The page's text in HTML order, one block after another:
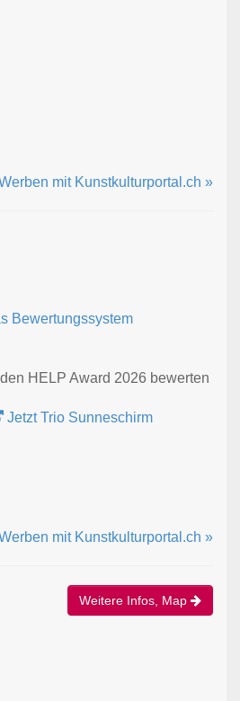
mit Kunstkulturportal.ch »
Bewertungssystem
HELP Award 2026 bewerten
Jetzt Trio Sunneschirm
mit Kunstkulturportal.ch »
Weitere Infos, Map